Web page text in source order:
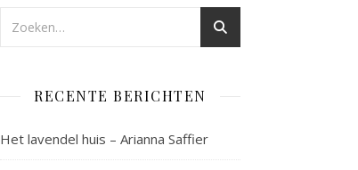
RECENTE BERICHTEN
Het lavendel huis – Arianna Saffier